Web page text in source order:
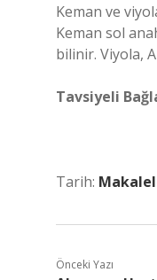
Keman ve
Keman sol
bilinir. Viyola,
Tavsiyeli
Tarih:
Önceki Yazı